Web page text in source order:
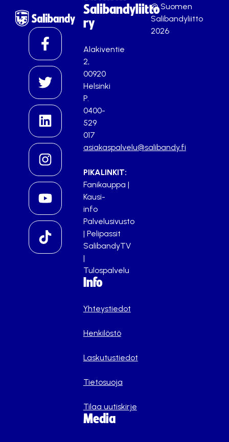
Salibandyliitto
ry
Alakiventie
2,
00920
Helsinki
P.
0400-
529
017
asiakaspalvelu@salibandy.fi
PIKALINKIT:
Fanikauppa |
Kausi-
info
Palvelusivusto
| Pelipassit
SalibandyTV
|
Tulospalvelu
Info
Yhteystiedot
Henkilöstö
Laskutustiedot
Tietosuoja
Tilaa uutiskirje
Media
© Suomen
Salibandyliitto
2026